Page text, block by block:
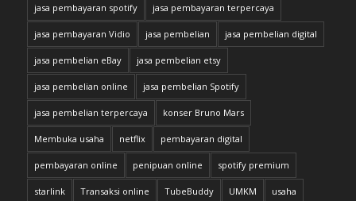
jasa pembayaran spotify jasa pembayaran terpercaya
jasa pembayaran Vidio jasa pembelian jasa pembelian digital
jasa pembelian eBay jasa pembelian etsy
jasa pembelian online jasa pembelian Spotify
jasa pembelian terpercaya konser Bruno Mars
Membuka usaha netflix pembayaran digital
pembayaran online penipuan online spotify premium
starlink Transaksi online TubeBuddy UMKM usaha